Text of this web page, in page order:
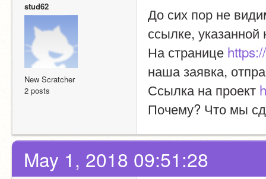
stud62
New Scratcher
2 posts
До сих пор не
ссылке, указанной
На странице
наша заявка,
Ссылка на проект
Почему? Что мы
May 1, 2018 09:51:28